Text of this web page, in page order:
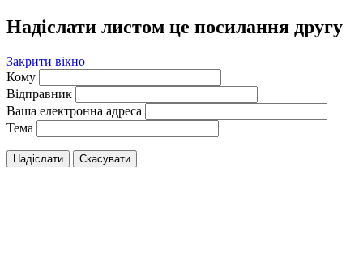
Надіслати листом це посилання другу
Закрити вікно
Кому
Відправник
Ваша електронна адреса
Тема
Надіслати Скасувати